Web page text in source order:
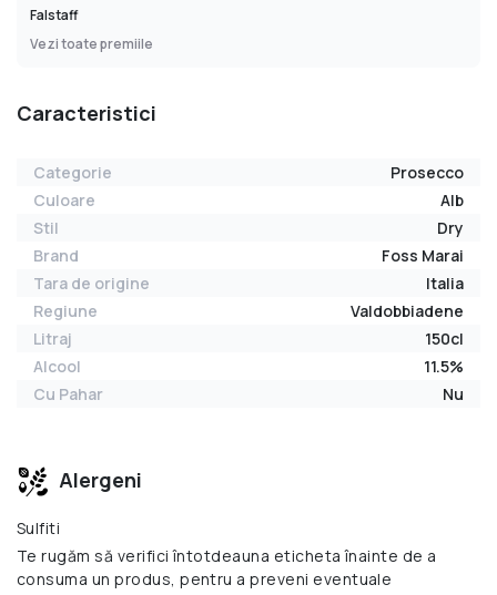
Falstaff
Vezi toate premiile
Caracteristici
Categorie
Prosecco
Culoare
Alb
Stil
Dry
Brand
Foss Marai
Tara de origine
Italia
Regiune
Valdobbiadene
Litraj
150cl
Alcool
11.5%
Cu Pahar
Nu
Alergeni
Sulfiti
Te rugăm să verifici întotdeauna eticheta înainte de a
consuma un produs, pentru a preveni eventuale